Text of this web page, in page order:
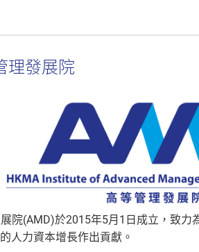
理發展院
院(AMD)於2015年5月1日成立，致
人力資本增長作出貢獻。